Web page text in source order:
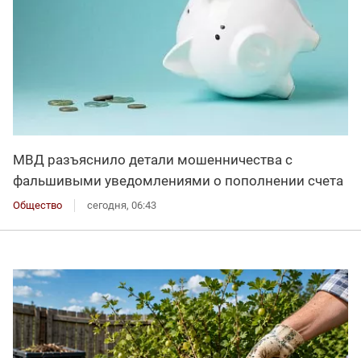
МВД разъяснило детали мошенничества с
фальшивыми уведомлениями о пополнении счета
Общество сегодня, 06:43